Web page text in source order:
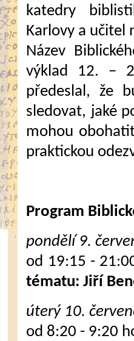
katedry
Karlovy a učitel
Název
výklad 12. –
předeslal, že
sledovat, jaké
mohou
praktickou
Program
pondělí 9.
od 19:15 -
tématu: Jiří
úterý 10.
od 8:20 - 9:20